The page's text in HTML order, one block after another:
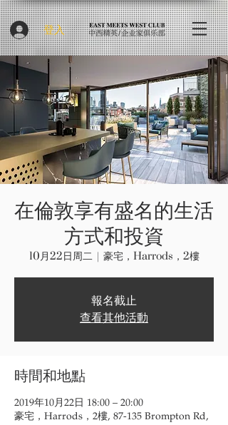
登入
在倫敦享有盛名的生活
方式和投資
10月22日周二
  |
豪宅，Harrods，2樓
報名截止
查看其他活動
時間和地點
2019年10月22日 18:00 – 20:00
豪宅，Harrods，2樓, 87-135 Brompton Rd,